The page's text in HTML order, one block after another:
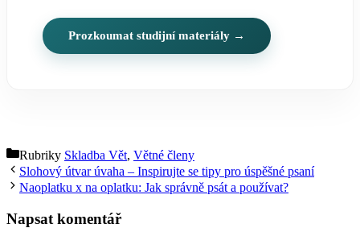
Prozkoumat studijní materiály →
Rubriky Skladba Vět, Větné členy
Slohový útvar úvaha – Inspirujte se tipy pro úspěšné psaní
Naoplatku x na oplatku: Jak správně psát a používat?
Napsat komentář